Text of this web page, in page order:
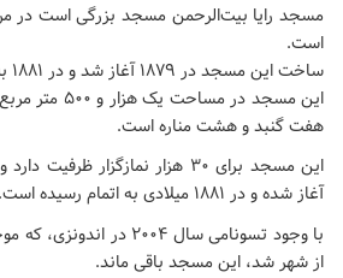
مسجد رایا بیت‌الرحمن مسجد بزرگی است در
است.
ساخت این مسجد در ۱۸۷۹ آغاز شد و در ۱۸۸۱ به اتمام رسید.
این مسجد در
هفت گنبد و هشت مناره است.
آغاز شده و در ۱۸۸۱ میلادی به اتمام رسیده است.
با وجود تسونامی سال
از شهر شد، این مسجد باقی ماند.